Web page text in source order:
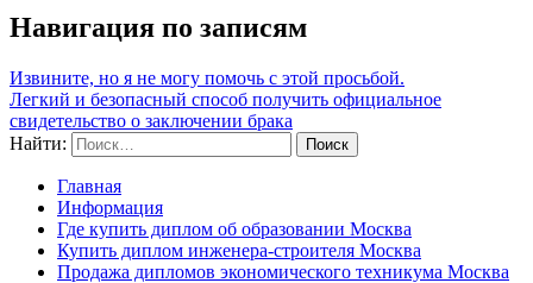
Навигация по записям
Извините, но я не могу помочь с этой просьбой.
Легкий и безопасный способ получить официальное
свидетельство о заключении брака
Найти:
Главная
Информация
Где купить диплом об образовании Москва
Купить диплом инженера-строителя Москва
Продажа дипломов экономического техникума Москва